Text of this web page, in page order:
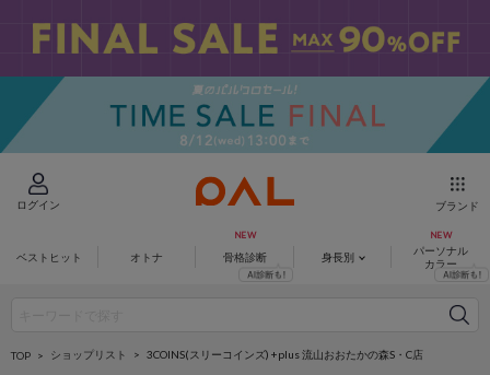
ログイン ブランド
ベストヒット オトナ 骨格診断 身長別
パーソナル
カラー
TOP ショップリスト 3COINS(スリーコインズ) +plus 流山おおたかの森S・C店